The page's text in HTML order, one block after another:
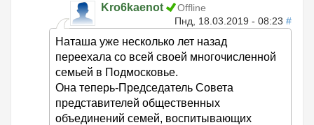
Kro6kaenot
Offline
Пнд, 18.03.2019 - 08:23 #
Наташа уже несколько лет назад
переехала со всей своей многочисленной
семьей в Подмосковье.
Она теперь-Председатель Совета
представителей общественных
объединений семей, воспитывающих